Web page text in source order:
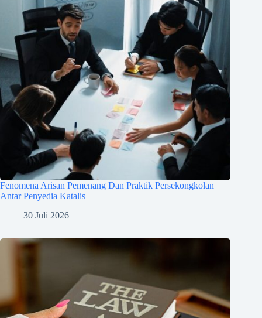
Fenomena Arisan Pemenang Dan Praktik Persekongkolan
Antar Penyedia Katalis
30 Juli 2026